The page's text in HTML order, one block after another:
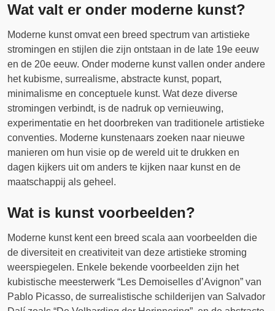
Wat valt er onder moderne kunst?
Moderne kunst omvat een breed spectrum van artistieke
stromingen en stijlen die zijn ontstaan ​​in de late 19e eeuw
en de 20e eeuw. Onder moderne kunst vallen onder andere
het kubisme, surrealisme, abstracte kunst, popart,
minimalisme en conceptuele kunst. Wat deze diverse
stromingen verbindt, is de nadruk op vernieuwing,
experimentatie en het doorbreken van traditionele artistieke
conventies. Moderne kunstenaars zoeken naar nieuwe
manieren om hun visie op de wereld uit te drukken en
dagen kijkers uit om anders te kijken naar kunst en de
maatschappij als geheel.
Wat is kunst voorbeelden?
Moderne kunst kent een breed scala aan voorbeelden die
de diversiteit en creativiteit van deze artistieke stroming
weerspiegelen. Enkele bekende voorbeelden zijn het
kubistische meesterwerk “Les Demoiselles d’Avignon” van
Pablo Picasso, de surrealistische schilderijen van Salvador